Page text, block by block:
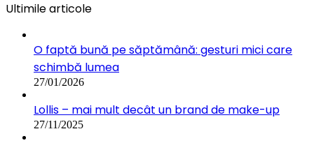
Ultimile articole
O faptă bună pe săptămână: gesturi mici care
schimbă lumea
27/01/2026
Lollis – mai mult decât un brand de make-up
27/11/2025